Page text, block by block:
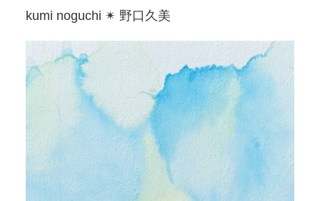
kumi noguchi ✴︎ 野口久美